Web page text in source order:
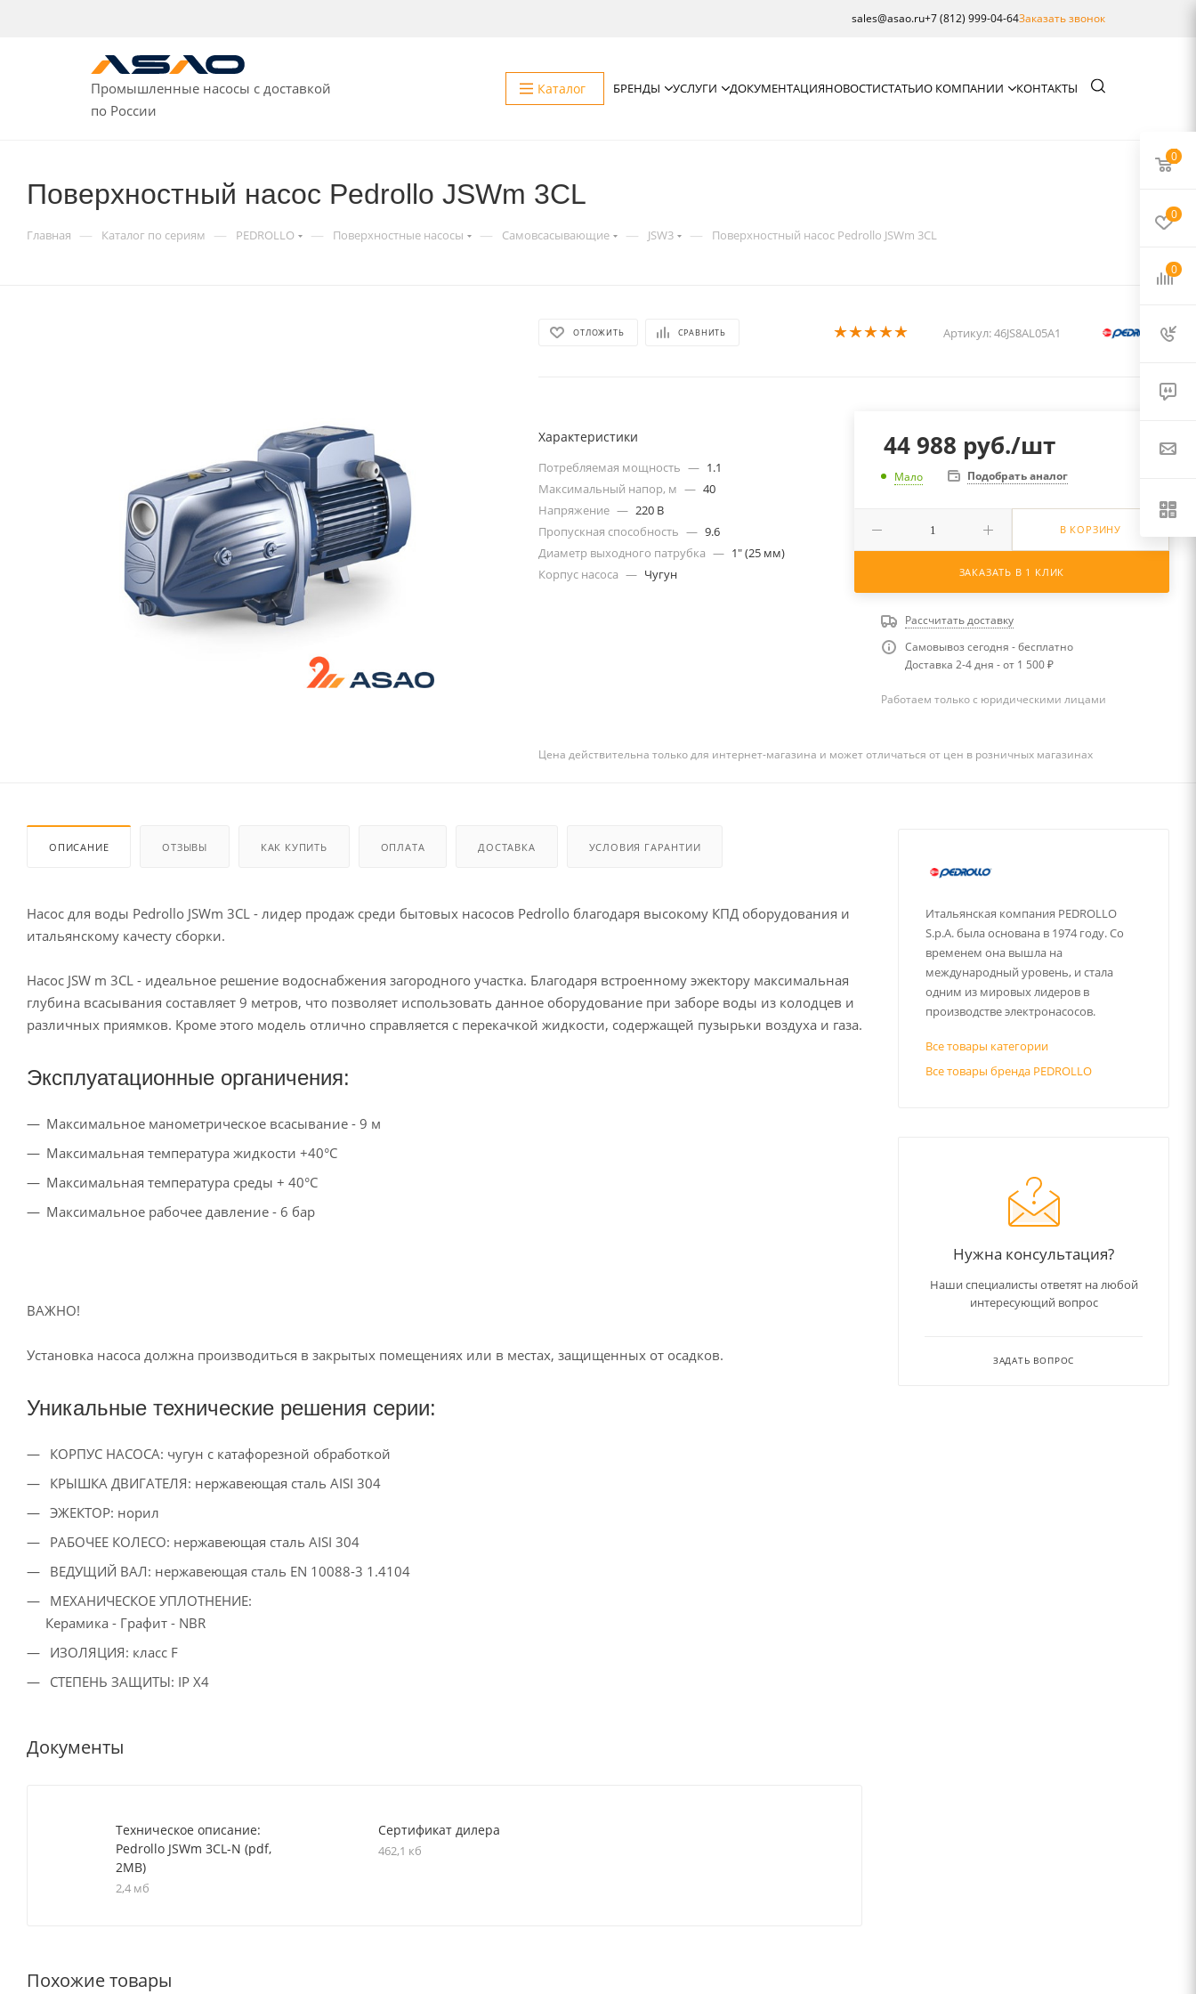
sales@asao.ru+7 (812) 999-04-64Заказать звонок
Промышленные насосы с доставкой
по России
Каталог БРЕНДЫ УСЛУГИ ДОКУМЕНТАЦИЯНОВОСТИСТАТЬИО КОМПАНИИ КОНТАКТЫ
Поверхностный насос Pedrollo JSWm 3CL
Главная — Каталог по сериям — PEDROLLO — Поверхностные насосы — Самовсасывающие — JSW3 — Поверхностный насос Pedrollo JSWm 3CL
ОТЛОЖИТЬ СРАВНИТЬ Артикул:46JS8AL05A1
Характеристики
Потребляемая мощность — 1.1
Максимальный напор, м — 40
Напряжение — 220 В
Пропускная способность — 9.6
Диаметр выходного патрубка — 1" (25 мм)
Корпус насоса — Чугун
44 988 руб./шт
Мало Подобрать аналог
В КОРЗИНУ
ЗАКАЗАТЬ В 1 КЛИК
Рассчитать доставку
Самовывоз сегодня - бесплатно
Доставка 2-4 дня - от 1 500 ₽
Работаем только с юридическими лицами
Цена действительна только для интернет-магазина и может отличаться от цен в розничных магазинах
ОПИСАНИЕ ОТЗЫВЫ КАК КУПИТЬ ОПЛАТА ДОСТАВКА УСЛОВИЯ ГАРАНТИИ
Насос для воды Pedrollo JSWm 3CL - лидер продаж среди бытовых насосов Pedrollo благодаря высокому КПД оборудования и
итальянскому качесту сборки.
Насос JSW m 3CL - идеальное решение водоснабжения загородного участка. Благодаря встроенному эжектору максимальная
глубина всасывания составляет 9 метров, что позволяет использовать данное оборудование при заборе воды из колодцев и
различных приямков. Кроме этого модель отлично справляется с перекачкой жидкости, содержащей пузырьки воздуха и газа.
Эксплуатационные органичения:
Максимальное манометрическое всасывание - 9 м
Максимальная температура жидкости +40°С
Максимальная температура среды + 40°С
Максимальное рабочее давление - 6 бар
ВАЖНО!
Установка насоса должна производиться в закрытых помещениях или в местах, защищенных от осадков.
Уникальные технические решения серии:
КОРПУС НАСОСА: чугун с катафорезной обработкой
КРЫШКА ДВИГАТЕЛЯ: нержавеющая сталь AISI 304
ЭЖЕКТОР: норил
РАБОЧЕЕ КОЛЕСО: нержавеющая сталь AISI 304
ВЕДУЩИЙ ВАЛ: нержавеющая сталь EN 10088-3 1.4104
МЕХАНИЧЕСКОЕ УПЛОТНЕНИЕ:
Керамика - Графит - NBR
ИЗОЛЯЦИЯ: класс F
СТЕПЕНЬ ЗАЩИТЫ: IP Х4
Документы
Техническое описание:
Pedrollo JSWm 3CL-N (pdf,
2MB)
2,4 мб
Сертификат дилера
462,1 кб
Похожие товары
Итальянская компания PEDROLLO
S.p.A. была основана в 1974 году. Со
временем она вышла на
международный уровень, и стала
одним из мировых лидеров в
производстве электронасосов.
Все товары категории
Все товары бренда PEDROLLO
Нужна консультация?
Наши специалисты ответят на любой
интересующий вопрос
ЗАДАТЬ ВОПРОС
0
0
0